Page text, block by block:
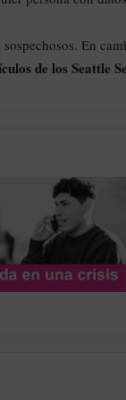
En
de los Seattle